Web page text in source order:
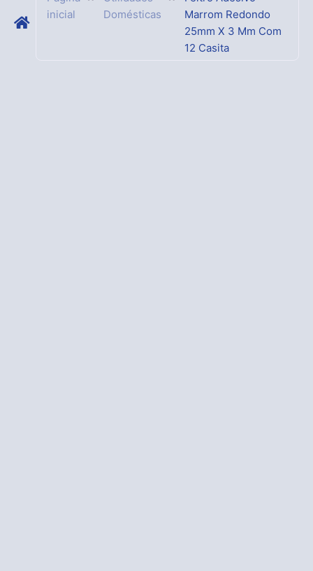
inicial
Domésticas
Marrom Redondo
25mm X 3 Mm Com
12 Casita